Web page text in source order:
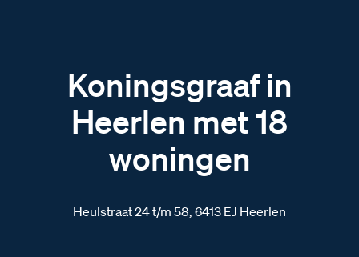
Koningsgraaf in
Heerlen met 18
woningen
Heulstraat 24 t/m 58, 6413 EJ Heerlen